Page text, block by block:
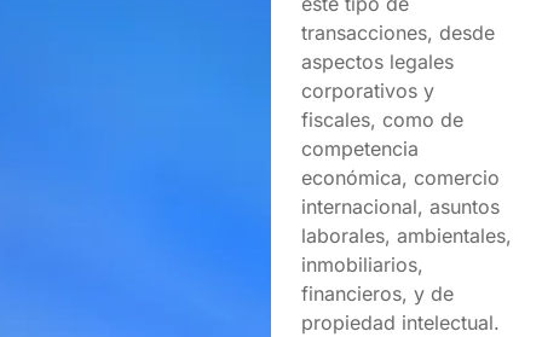
transacciones, desde
aspectos legales
corporativos y
fiscales, como de
competencia
económica, comercio
internacional, asuntos
laborales, ambientales,
inmobiliarios,
financieros, y de
propiedad intelectual.